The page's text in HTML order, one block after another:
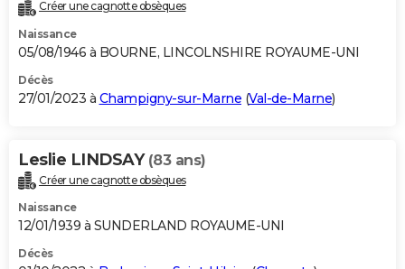
Créer une cagnotte obsèques
Naissance
05/08/1946 à BOURNE, LINCOLNSHIRE ROYAUME-UNI
Décès
27/01/2023 à Champigny-sur-Marne (Val-de-Marne)
Leslie LINDSAY (83 ans)
Créer une cagnotte obsèques
Naissance
12/01/1939 à SUNDERLAND ROYAUME-UNI
Décès